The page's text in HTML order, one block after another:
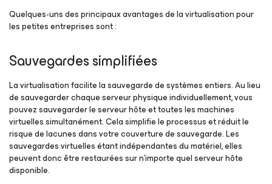
Quelques-uns des principaux avantages de la virtualisation pour
les petites entreprises sont :
Sauvegardes simplifiées
La virtualisation facilite la sauvegarde de systèmes entiers. Au lieu
de sauvegarder chaque serveur physique individuellement, vous
pouvez sauvegarder le serveur hôte et toutes les machines
virtuelles simultanément. Cela simplifie le processus et réduit le
risque de lacunes dans votre couverture de sauvegarde. Les
sauvegardes virtuelles étant indépendantes du matériel, elles
peuvent donc être restaurées sur n’importe quel serveur hôte
disponible.